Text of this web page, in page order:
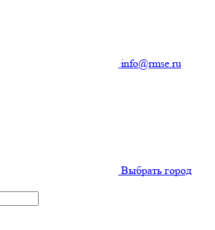
info@rmse.ru
Выбрать город